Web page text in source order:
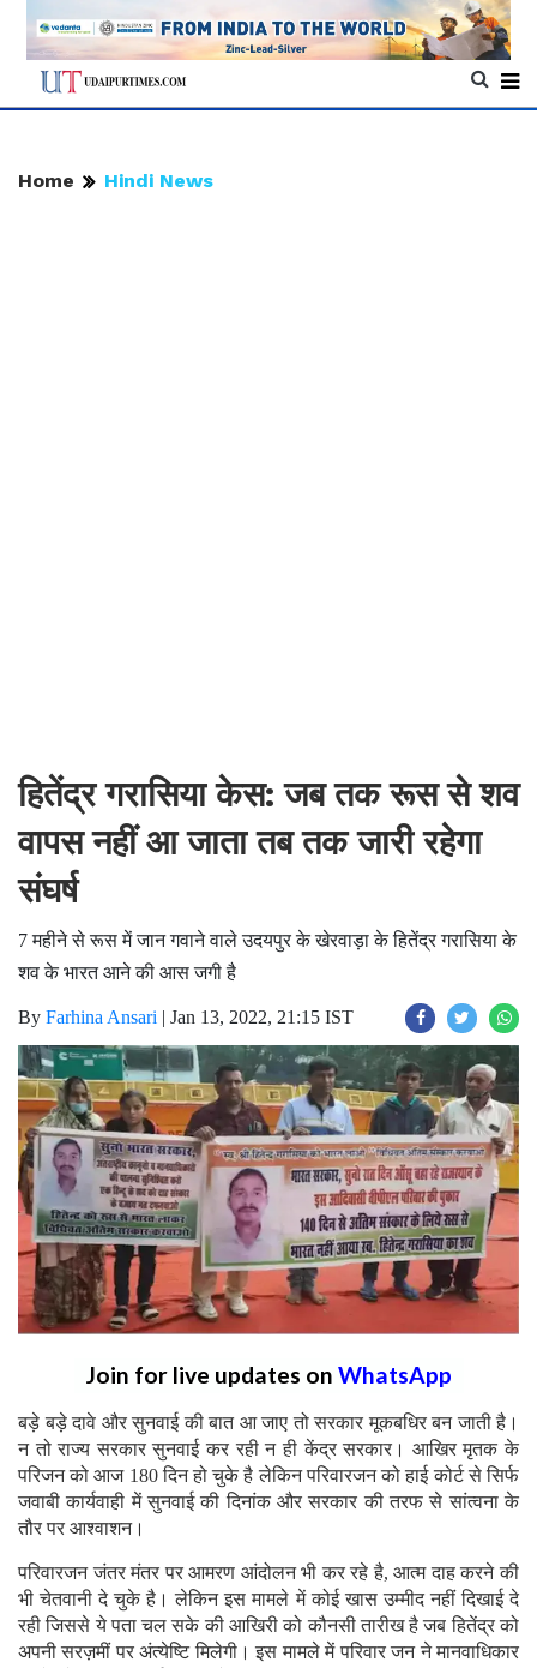
Home Hindi News
हितेंद्र गरासिया केस: जब तक रूस से शव
वापस नहीं आ जाता तब तक जारी रहेगा
संघर्ष
7 महीने से रूस में जान गवाने वाले उदयपुर के खेरवाड़ा के हितेंद्र गरासिया के
शव के भारत आने की आस जगी है
By Farhina Ansari | Jan 13, 2022, 21:15 IST
Join for live updates on WhatsApp
बड़े बड़े दावे और सुनवाई की बात आ जाए तो सरकार मूकबधिर बन जाती है।
न तो राज्य सरकार सुनवाई कर रही न ही केंद्र सरकार। आखिर मृतक के
परिजन को आज 180 दिन हो चुके है लेकिन परिवारजन को हाई कोर्ट से सिर्फ
जवाबी कार्यवाही में सुनवाई की दिनांक और सरकार की तरफ से सांत्वना के
तौर पर आश्वाशन।
परिवारजन जंतर मंतर पर आमरण आंदोलन भी कर रहे है, आत्म दाह करने की
भी चेतवानी दे चुके है। लेकिन इस मामले में कोई खास उम्मीद नहीं दिखाई दे
रही जिससे ये पता चल सके की आखिरी को कौनसी तारीख है जब हितेंद्र को
अपनी सरज़मीं पर अंत्येष्टि मिलेगी। इस मामले में परिवार जन ने मानवाधिकार